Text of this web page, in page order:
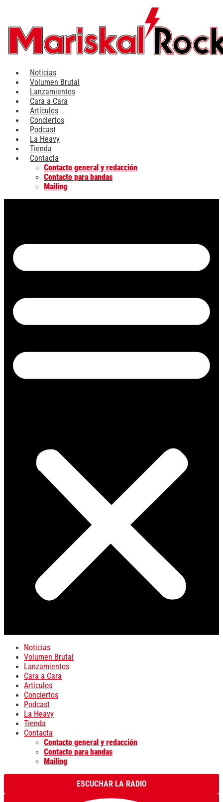
contenido
Noticias
Volumen Brutal
Lanzamientos
Cara a Cara
Artículos
Conciertos
Podcast
La Heavy
Tienda
Contacta
Contacto general y redacción
Contacto para bandas
Mailing
Noticias
Volumen Brutal
Lanzamientos
Cara a Cara
Artículos
Conciertos
Podcast
La Heavy
Tienda
Contacta
Contacto general y redacción
Contacto para bandas
Mailing
ESCUCHAR LA RADIO